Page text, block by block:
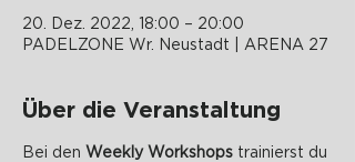
20. Dez. 2022, 18:00 – 20:00
PADELZONE Wr. Neustadt | ARENA 27
Über die Veranstaltung
Bei den Weekly Workshops trainierst du